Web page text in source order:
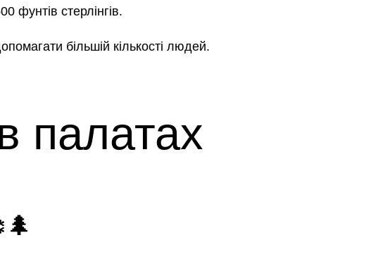
фунтів стерлінгів.
більшій кількості людей.
палатах